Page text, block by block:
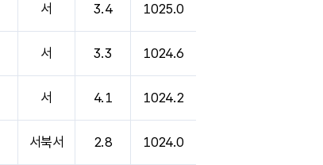
서 3.4 1025.0
서 3.3 1024.6
서 4.1 1024.2
서북서 2.8 1024.0